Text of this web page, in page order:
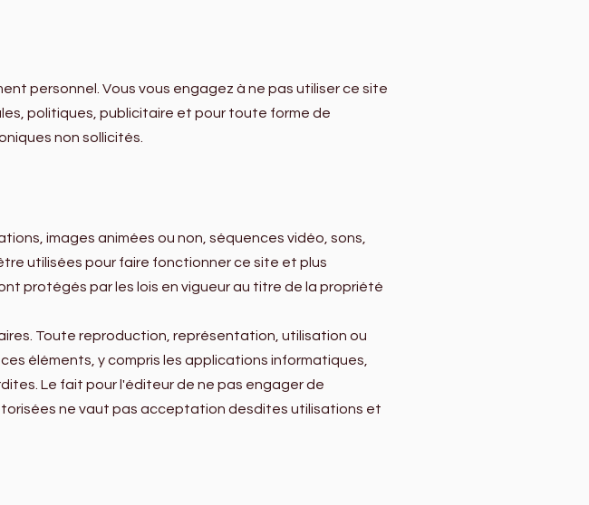
personnel. Vous vous engagez à ne pas utiliser ce site
politiques, publicitaire et pour toute forme de
non sollicités.
images animées ou non, séquences vidéo, sons,
utilisées pour faire fonctionner ce site et plus
protégés par les lois en vigueur au titre de la propriété
Toute reproduction, représentation, utilisation ou
éléments, y compris les applications informatiques,
Le fait pour l'éditeur de ne pas engager de
ne vaut pas acceptation desdites utilisations et